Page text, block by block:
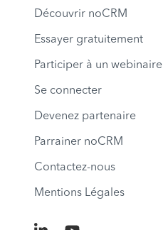
Découvrir noCRM
Essayer gratuitement
Participer à un webinaire
Se connecter
Devenez partenaire
Parrainer noCRM
Contactez-nous
Mentions Légales